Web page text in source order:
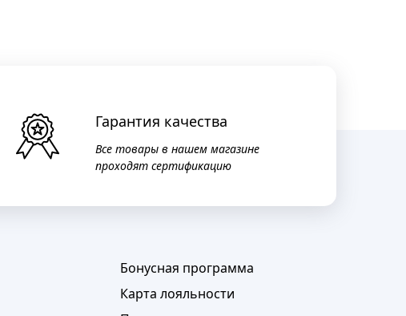
Гарантия качества
Все товары в нашем магазине
проходят сертификацию
Бонусная программа
Карта лояльности